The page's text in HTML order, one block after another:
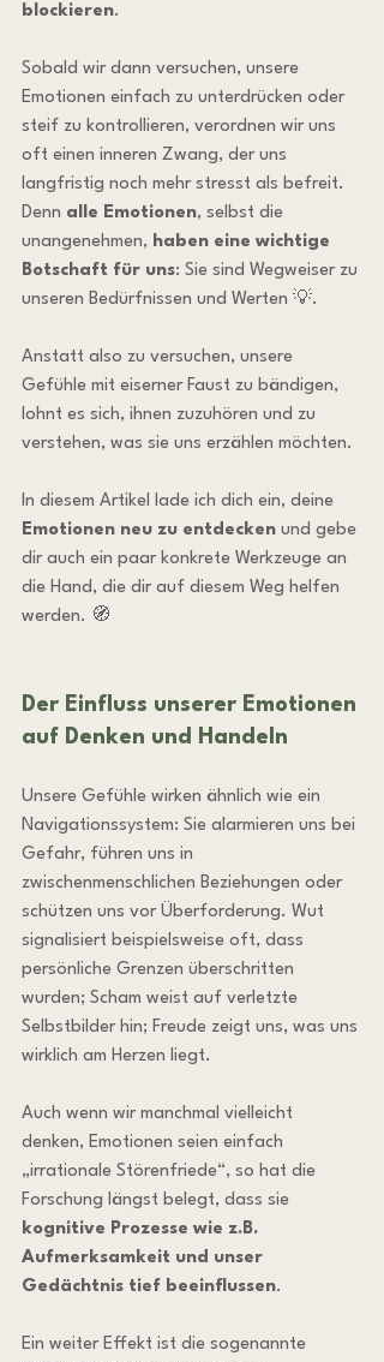
blockieren.
Sobald wir dann versuchen, unsere
Emotionen einfach zu unterdrücken oder
steif zu kontrollieren, verordnen wir uns
oft einen inneren Zwang, der uns
langfristig noch mehr stresst als befreit.
Denn alle Emotionen, selbst die
unangenehmen, haben eine wichtige
Botschaft für uns: Sie sind Wegweiser zu
unseren Bedürfnissen und Werten 💡.
Anstatt also zu versuchen, unsere
Gefühle mit eiserner Faust zu bändigen,
lohnt es sich, ihnen zuzuhören und zu
verstehen, was sie uns erzählen möchten.
In diesem Artikel lade ich dich ein, deine
Emotionen neu zu entdecken und gebe
dir auch ein paar konkrete Werkzeuge an
die Hand, die dir auf diesem Weg helfen
werden. 🧭
Der Einfluss unserer Emotionen
auf Denken und Handeln
Unsere Gefühle wirken ähnlich wie ein
Navigationssystem: Sie alarmieren uns bei
Gefahr, führen uns in
zwischenmenschlichen Beziehungen oder
schützen uns vor Überforderung. Wut
signalisiert beispielsweise oft, dass
persönliche Grenzen überschritten
wurden; Scham weist auf verletzte
Selbstbilder hin; Freude zeigt uns, was uns
wirklich am Herzen liegt.
Auch wenn wir manchmal vielleicht
denken, Emotionen seien einfach
„irrationale Störenfriede“, so hat die
Forschung längst belegt, dass sie
kognitive Prozesse wie z.B.
Aufmerksamkeit und unser
Gedächtnis tief beeinflussen.
Ein weiter Effekt ist die sogenannte